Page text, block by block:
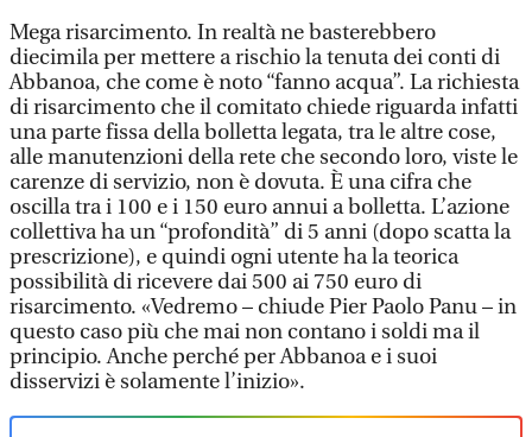
Mega risarcimento. In realtà ne basterebbero
diecimila per mettere a rischio la tenuta dei conti di
Abbanoa, che come è noto “fanno acqua”. La richiesta
di risarcimento che il comitato chiede riguarda infatti
una parte fissa della bolletta legata, tra le altre cose,
alle manutenzioni della rete che secondo loro, viste le
carenze di servizio, non è dovuta. È una cifra che
oscilla tra i 100 e i 150 euro annui a bolletta. L’azione
collettiva ha un “profondità” di 5 anni (dopo scatta la
prescrizione), e quindi ogni utente ha la teorica
possibilità di ricevere dai 500 ai 750 euro di
risarcimento. «Vedremo – chiude Pier Paolo Panu – in
questo caso più che mai non contano i soldi ma il
principio. Anche perché per Abbanoa e i suoi
disservizi è solamente l’inizio».